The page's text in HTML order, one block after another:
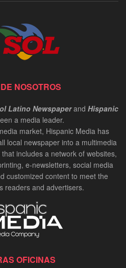
NOSOTROS
Latino Newspaperand Hispanic
a media leader.
market, Hispanic Media has
local newspaper into a multimedia
includes a network of websites,
e-newsletters, social media
customized content to meet the
readers and advertisers.
OFICINAS